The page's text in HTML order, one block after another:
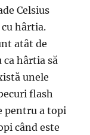
Celsius
hârtia.
atât de
hârtia să
unele
flash
pentru a topi
când este